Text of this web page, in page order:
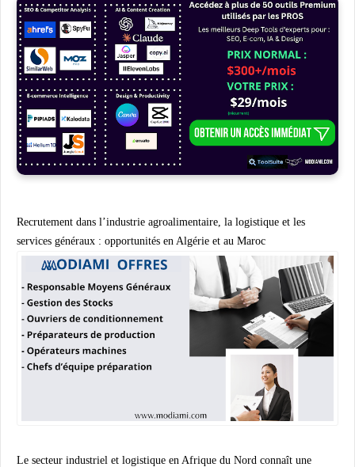
Recrutement dans l’industrie agroalimentaire, la logistique et les
services généraux : opportunités en Algérie et au Maroc
Le secteur industriel et logistique en Afrique du Nord connaît une